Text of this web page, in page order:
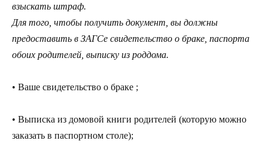
взыскать штраф.
Для того, чтобы получить документ, вы должны
предоставить в ЗАГСе свидетельство о браке, паспорта
обоих родителей, выписку из роддома.
• Ваше свидетельство о браке ;
• Выписка из домовой книги родителей (которую можно
заказать в паспортном столе);